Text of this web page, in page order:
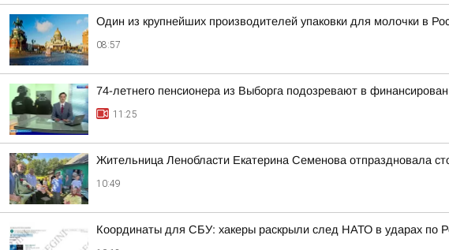
Один из крупнейших производителей упаковки для молочки в
08:57
74-летнего пенсионера из Выборга подозревают в
11:25
Жительница Ленобласти Екатерина Семенова отпраздновала
10:49
Координаты для СБУ: хакеры раскрыли след НАТО в ударах по